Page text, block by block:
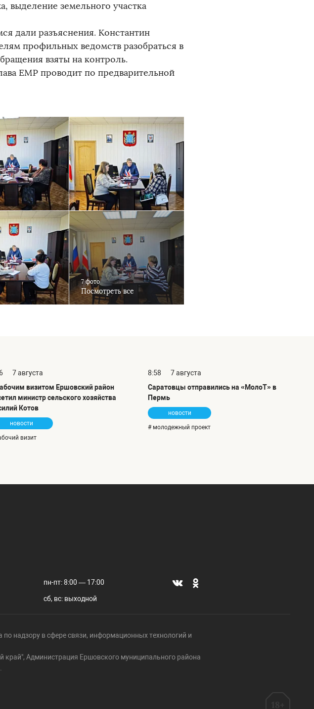
выделение земельного участка
дали разъяснения. Константин
профильных ведомств разобраться в
взяты на контроль.
ЕМР проводит по предварительной
7 фото
Посмотреть все
7 августа
визитом Ершовский район
министр сельского хозяйства
Котов
новости
визит
8:58
7 августа
Саратовцы отправились на «МолоТ» в
Пермь
новости
# молодежный проект
пн-пт: 8:00 — 17:00
сб, вс: выходной
надзору в сфере связи, информационных технологий и
край", Администрация Ершовского муниципального района